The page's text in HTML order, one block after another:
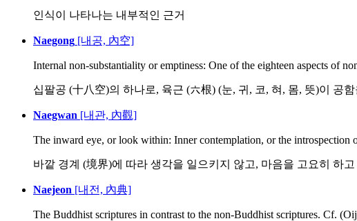
인식이 나타나는 내부적인 근거
Naegong [내공, 內空]
Internal non-substantiality or emptiness: One of the eighteen aspects of
십팔공 (十八空)의 하나로, 육근 (六根) (눈, 귀, 코, 혀, 몸, 뜻)이 공함
Naegwan [내관, 內觀]
The inward eye, or look within: Inner contemplation, or the introspection
바깥 경계 (境界)에 따라 생각을 일으키지 않고, 마음을 고요히 하
Naejeon [내전, 內典]
The Buddhist scriptures in contrast to the non-Buddhist scriptures. Cf.